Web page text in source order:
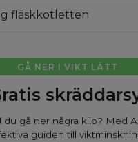
g fläskkotletten
GÅ NER I VIKT LÄTT
du gå ner några kilo? Med
guiden till